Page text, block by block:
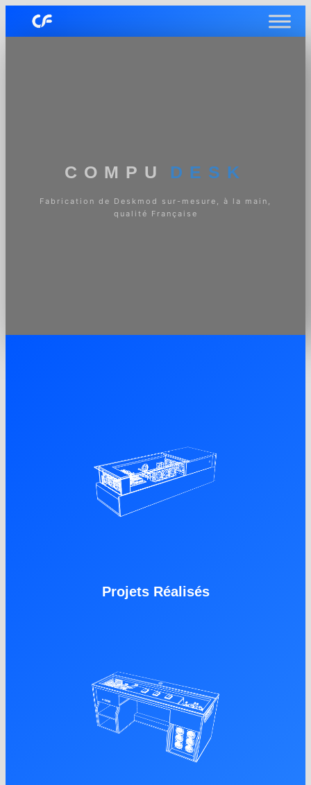
COMPU DESK
Fabrication de Deskmod sur-mesure, à la main,
qualité Française
Projets Réalisés